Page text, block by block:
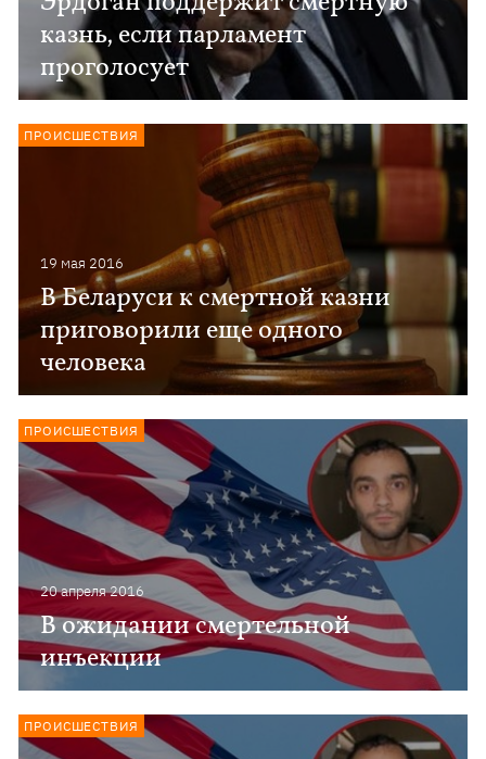
казнь, если парламент
проголосует
19 мая 2016
В Беларуси к смертной казни
приговорили еще одного
человека
ПРОИСШЕСТВИЯ
20 апреля 2016
В ожидании смертельной
инъекции
ПРОИСШЕСТВИЯ
ПРОИСШЕСТВИЯ